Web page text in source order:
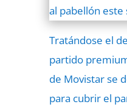
Tratándose el
partido
de Movistar se
para cubrir el